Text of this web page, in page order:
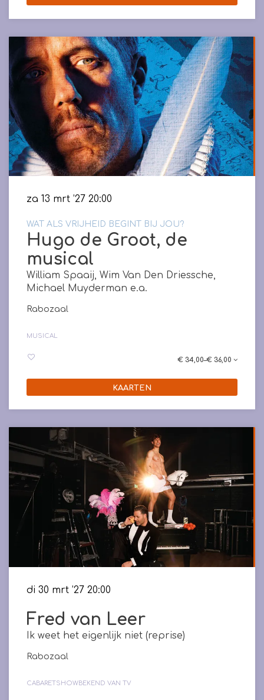
Hugo de Groot, de
musical
William Spaaij, Wim Van Den Driessche,
Michael Muyderman e.a.
WAT ALS VRIJHEID BEGINT BIJ JOU?
za 13 mrt ’27 20:00
Rabozaal
MUSICAL
€ 34,00–€ 36,00
KAARTEN
Fred van Leer
Ik weet het eigenlijk niet (reprise)
di 30 mrt ’27 20:00
Rabozaal
CABARETSHOWBEKEND VAN TV